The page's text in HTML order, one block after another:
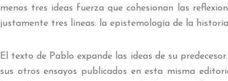
menos tres ideas fuerza que cohesionan las
justamente tres líneas: la epistemología de la
El texto de Pablo expande las ideas de su
sus otros ensayos publicados en esta misma